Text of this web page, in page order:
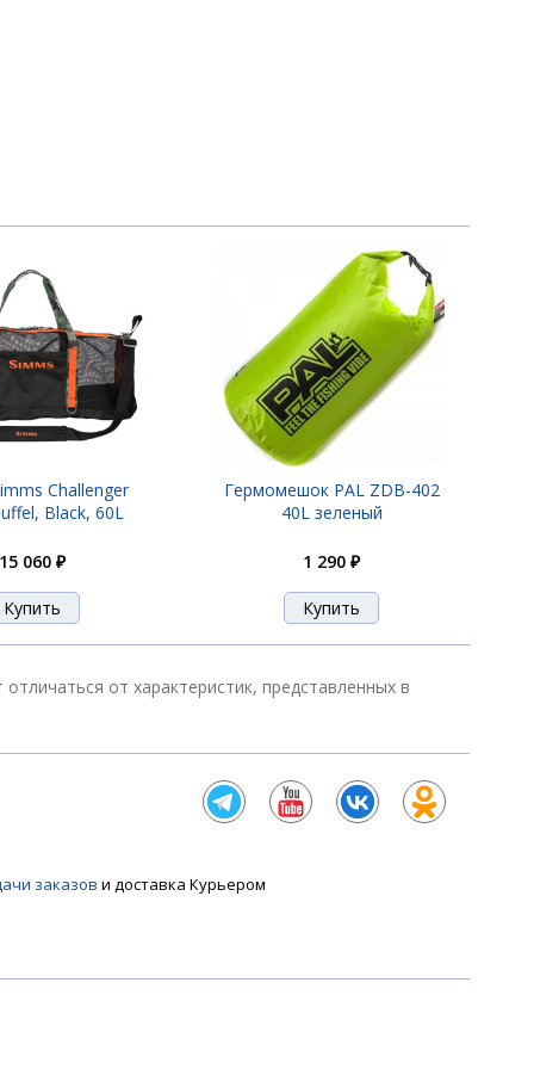
Challenger
Black, 60L
15 060 ₽
Гермомешок PAL ZDB-402
40L зеленый
1 290 ₽
от характеристик, представленных в
заказов и доставка Курьером